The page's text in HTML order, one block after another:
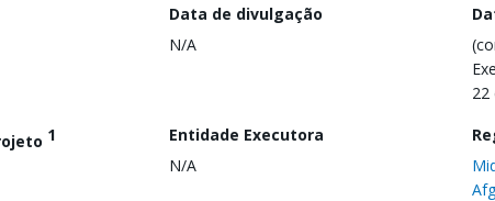
Data de divulgação
N/A
22
1
Entidade Executora
N/A